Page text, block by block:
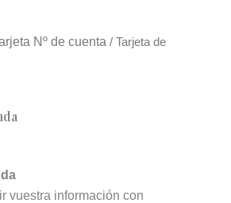
Nº de cuenta / Tarjeta de
vuestra información con